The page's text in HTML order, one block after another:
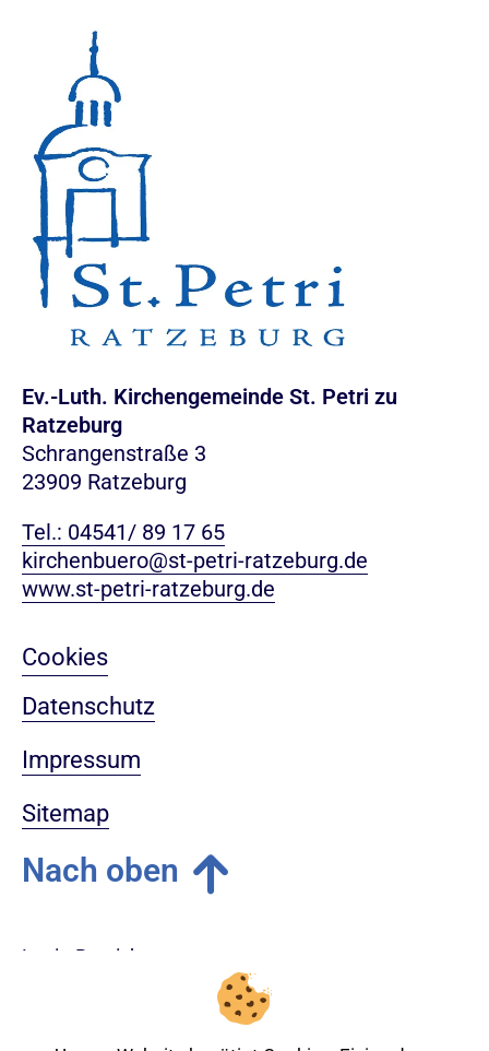
Ev.-Luth. Kirchengemeinde St. Petri zu
Ratzeburg
Schrangenstraße 3
23909 Ratzeburg
Tel.: 04541/ 89 17 65
kirchenbuero@st-petri-ratzeburg.de
www.st-petri-ratzeburg.de
Cookies
Datenschutz
Impressum
Sitemap
Nach oben
Login-Bereich